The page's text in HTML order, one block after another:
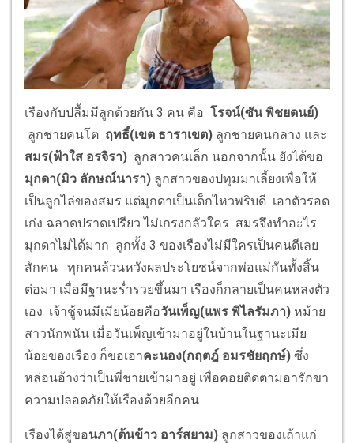
เรืองกับปลื้มมีลูกด้วยกัน 3 คน คือ โรจน์(ซัน พิชยดนย์)
ลูกชายคนโต ฤทธิ์(เขต ธาราเขต) ลูกชายคนกลาง และ
สมร(ฟ้าใส อรจิรา) ลูกสาวคนเล็ก นอกจากนั้น ยังได้ขอ
มุกดา(มิว ลักษณ์นารา) ลูกสาวของปทุมมาเลี้ยงเพื่อให้
เป็นลูกไล่ของสมร แต่มุกดาเป็นเด็กไหวพริบดี เอาตัวรอด
เก่ง ฉลาดปราดเปรียว ไม่เกรงกลัวใคร สมรจึงทำอะไร
มุกดาไม่ได้มาก ลูกทั้ง 3 ของเรืองไม่มีใครเป็นคนดีเลย
สักคน ทุกคนล้วนหวังผลประโยชน์จากพ่อแม่กันทั้งสิ้น
ต่อมา เมื่อมีฐานะร่ำรวยขึ้นมา เรืองก็กลายเป็นคนหลงตัว
เอง เจ้าชู้จนมีเมียน้อยคือวันเพ็ญ(แพร พิไลรัมภา) หม้าย
สาวนักพนัน เมื่อวันเพ็ญเข้ามาอยู่ในบ้านในฐานะเมีย
น้อยของเรือง ก็ขอเอาคะนอง(กฤตฎ์ อมรชัยฤกษ์) ซึ่ง
หล่อนอ้างว่าเป็นพี่ชายเข้ามาอยู่ เพื่อคอยติดตามอารักขา
ความปลอดภัยให้เรืองด้วยอีกคน
เรืองได้สู่ขอนภา(ต้นข้าว อาร์สยาม) ลูกสาวของเถ้าแก่